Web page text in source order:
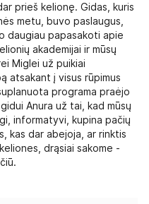
prieš kelionę. Gidas, kuris
metu, buvo paslaugus,
daugiau papasakoti apie
akademijai ir mūsų
Miglei už puikiai
atsakant į visus rūpimus
programa praėjo
Anura už tai, kad mūsų
informatyvi, kupina pačių
kas dar abejoja, ar rinktis
drąsiai sakome -